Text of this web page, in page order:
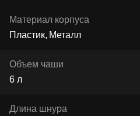
Материал корпуса
Пластик Металл
Объем чаши
6 л
Длина шнура